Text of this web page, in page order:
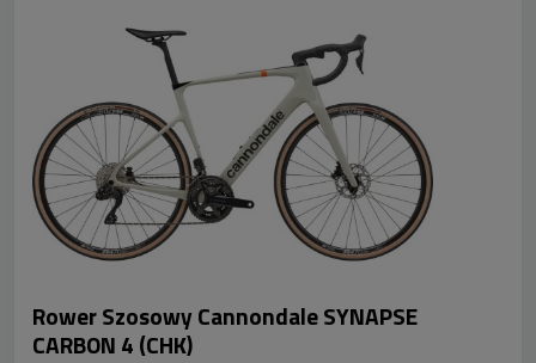
Rower Szosowy Cannondale SYNAPSE
CARBON 4 (CHK)